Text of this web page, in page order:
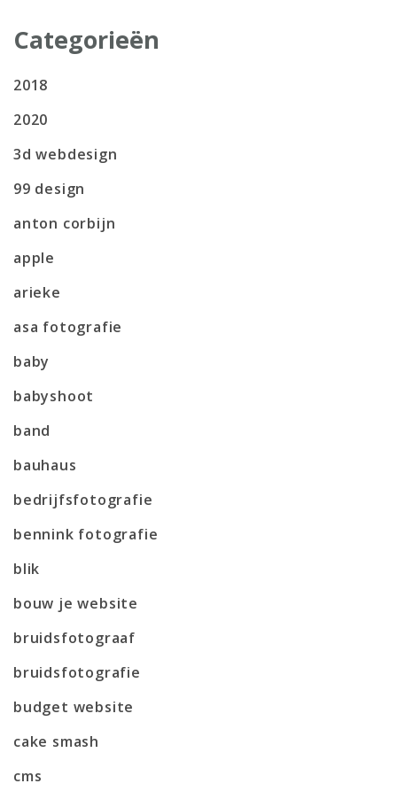
Categorieën
2018
2020
3d webdesign
99 design
anton corbijn
apple
arieke
asa fotografie
baby
babyshoot
band
bauhaus
bedrijfsfotografie
bennink fotografie
blik
bouw je website
bruidsfotograaf
bruidsfotografie
budget website
cake smash
cms